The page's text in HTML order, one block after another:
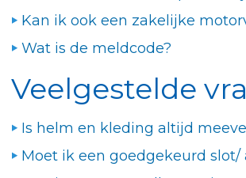
Kan ik ook een zakelijke
Wat is de meldcode?
Veelgestelde
Is helm en kleding altijd
Moet ik een goedgekeurd slot/